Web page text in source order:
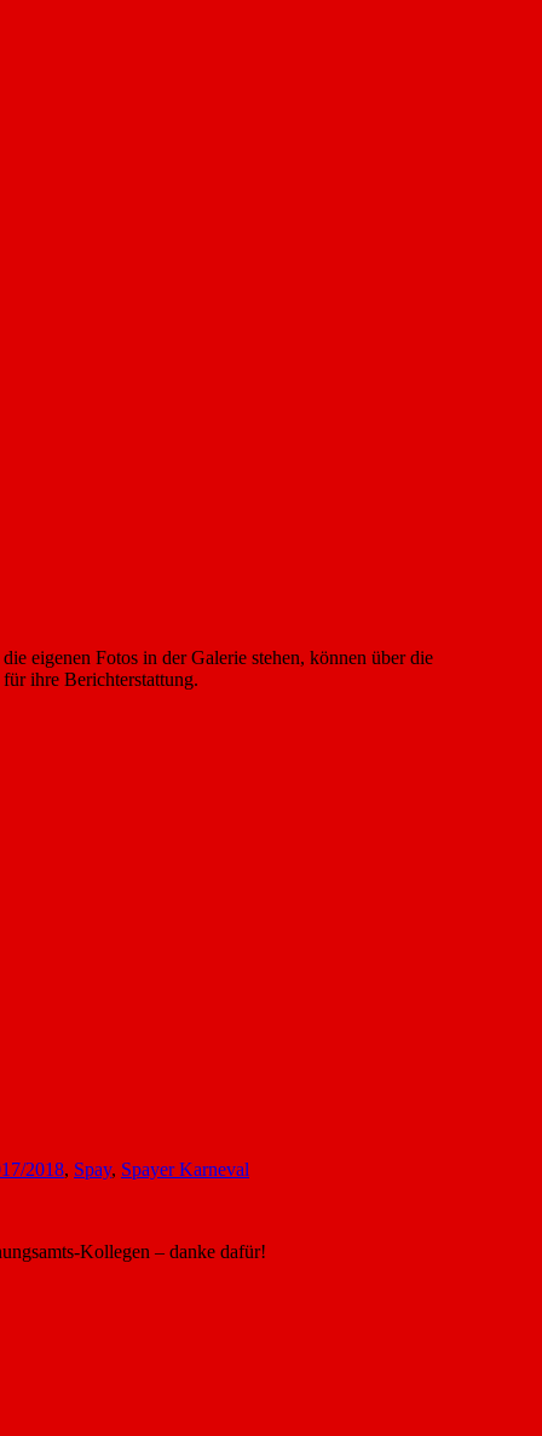
eigenen Fotos in der Galerie stehen, können über die
ihre Berichterstattung.
2018, Spay, Spayer Karneval
Kollegen – danke dafür!